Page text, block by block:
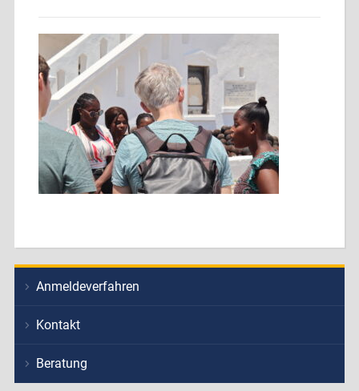
Anmeldeverfahren
Kontakt
Beratung